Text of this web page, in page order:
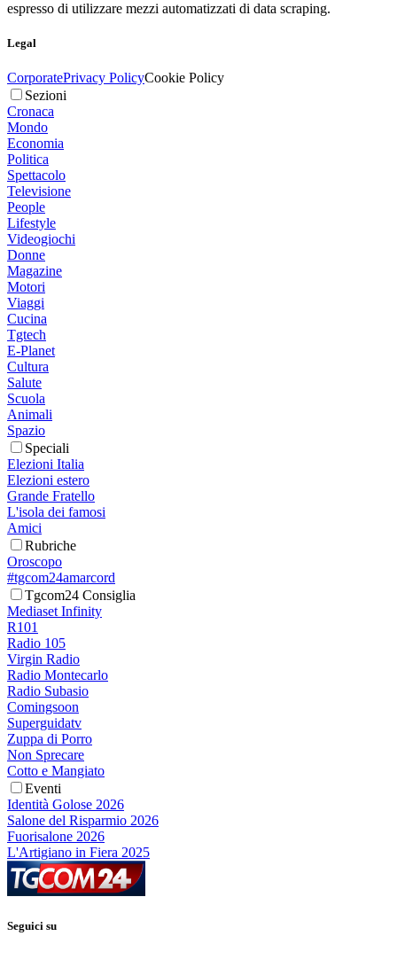
espresso di utilizzare mezzi automatizzati di data scraping.
Legal
CorporatePrivacy PolicyCookie Policy
Sezioni
Cronaca
Mondo
Economia
Politica
Spettacolo
Televisione
People
Lifestyle
Videogiochi
Donne
Magazine
Motori
Viaggi
Cucina
Tgtech
E-Planet
Cultura
Salute
Scuola
Animali
Spazio
Speciali
Elezioni Italia
Elezioni estero
Grande Fratello
L'isola dei famosi
Amici
Rubriche
Oroscopo
#tgcom24amarcord
Tgcom24 Consiglia
Mediaset Infinity
R101
Radio 105
Virgin Radio
Radio Montecarlo
Radio Subasio
Comingsoon
Superguidatv
Zuppa di Porro
Non Sprecare
Cotto e Mangiato
Eventi
Identità Golose 2026
Salone del Risparmio 2026
Fuorisalone 2026
L'Artigiano in Fiera 2025
Seguici su